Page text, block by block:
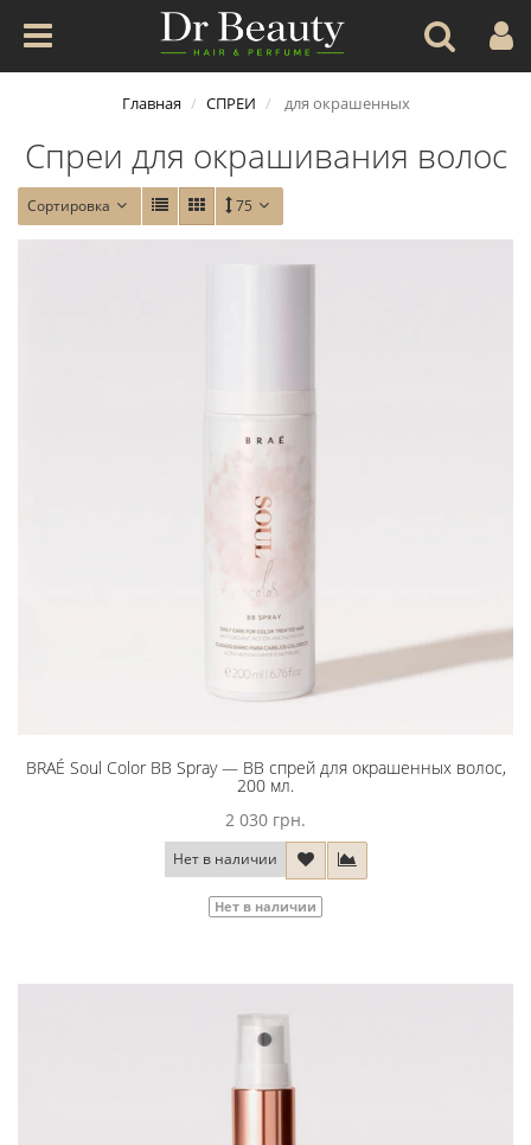
Главная СПРЕИ для окрашенных
Спреи для окрашивания волос
Сортировка 75
BRAÉ Soul Color BB Spray — BB спрей для окрашенных волос,
200 мл.
2 030 грн.
Нет в наличии
Нет в наличии